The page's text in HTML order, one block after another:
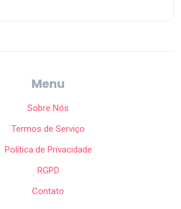
Menu
Sobre Nós
Termos de Serviço
Política de Privacidade
RGPD
Contato